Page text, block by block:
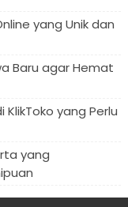
yang Unik dan
Baru agar Hemat
KlikToko yang Perlu
yang